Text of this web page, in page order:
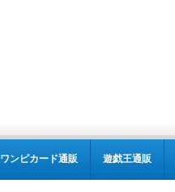
ワンピカード通販 遊戯王通販